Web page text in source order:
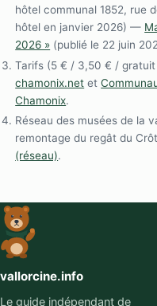
hôtel communal 1852, rue
hôtel en janvier 2026) —
2026 » (publié le 22 juin
Tarifs (5 € / 3,50 € /
chamonix.net et
Chamonix.
Réseau des musées de la
remontage du regât du
(réseau).
vallorcine.info
Le guide indépendant de